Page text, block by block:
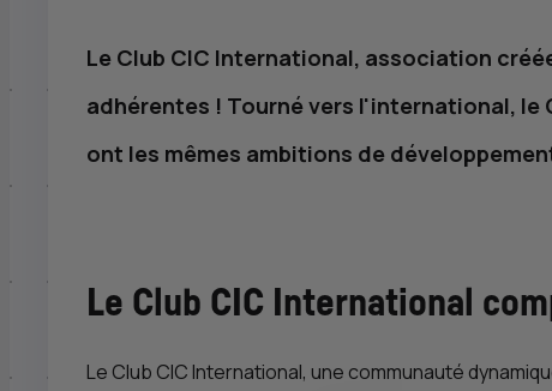
Le Club CIC International, association
adhérentes ! Tourné vers l'international, le
ont les mêmes ambitions de
Le Club CIC International
Le Club CIC International, une communauté